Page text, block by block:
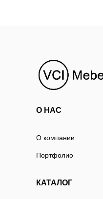
О компании
О НАС
КАТАЛОГ
Портфолио